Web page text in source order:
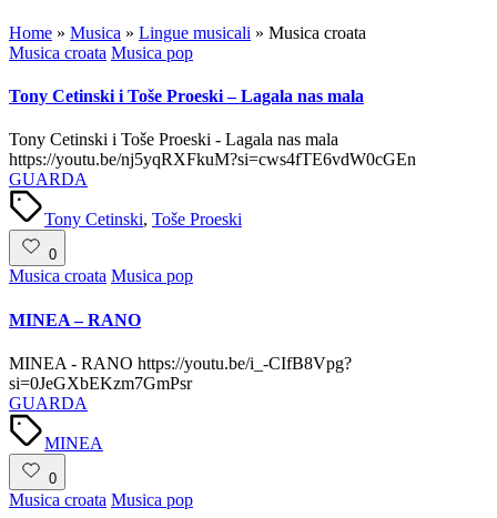
Home » Musica » Lingue musicali » Musica croata
Posted
Musica croata Musica pop
Tony Cetinski i Toše Proeski – Lagala nas mala
Tony Cetinski i Toše Proeski - Lagala nas mala
https://youtu.be/nj5yqRXFkuM?si=cws4fTE6vdW0cGEn
GUARDA
Tags:
Tony Cetinski, Toše Proeski
0
Posted
Musica croata Musica pop
MINEA – RANO
MINEA - RANO https://youtu.be/i_-CIfB8Vpg?
si=0JeGXbEKzm7GmPsr
GUARDA
Tags:
MINEA
0
Posted
Musica croata Musica pop